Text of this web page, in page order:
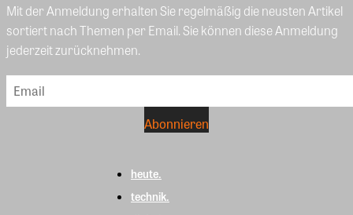
Mit der Anmeldung erhalten Sie regelmäßig die neusten Artikel
sortiert nach Themen per Email. Sie können diese Anmeldung
jederzeit zurücknehmen.
heute.
technik.